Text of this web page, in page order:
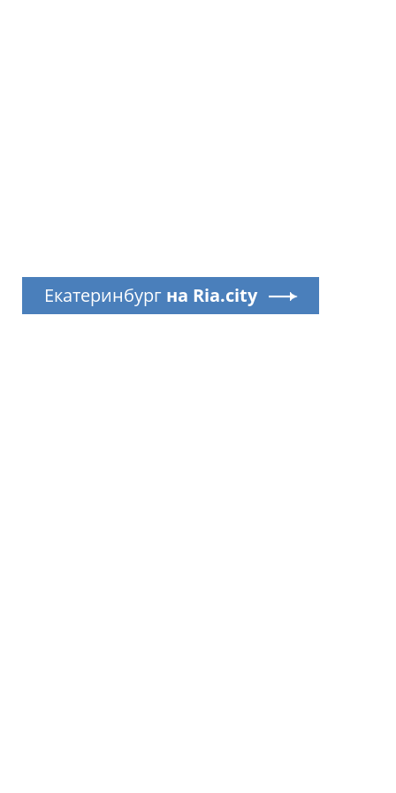
Екатеринбург на Ria.city